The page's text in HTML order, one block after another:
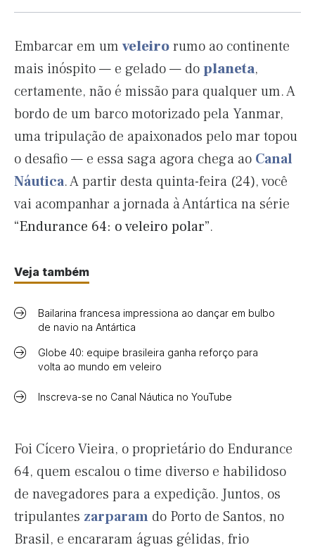
Embarcar em um veleirorumo ao continente
mais inóspito — e gelado — doplaneta,
certamente, não é missão para qualquer um. A
bordo de um barco motorizado pela Yanmar,
uma tripulação de apaixonados pelo mar topou
o desafio — e essa saga agora chega ao Canal
Náutica. A partir desta quinta-feira (24), você
vai acompanhar a jornada à Antártica na série
“Endurance 64: o veleiro polar”.
Veja também
Bailarina francesa impressiona ao dançar em bulbo
de navio na Antártica
Globe 40: equipe brasileira ganha reforço para
volta ao mundo em veleiro
Inscreva-se no Canal Náutica no YouTube
Foi Cícero Vieira, o proprietário do Endurance
64, quem escalou o time diverso e habilidoso
de navegadores para a expedição. Juntos, os
tripulantes zarparam do Porto de Santos, no
Brasil, e encararam águas gélidas, frio